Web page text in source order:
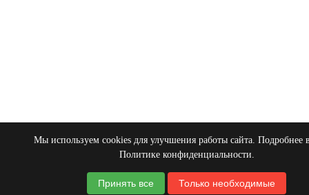
Мы используем cookies для улучшения работы сайта. Подробнее
Политике конфиденциальности.
Принять все Только необходимые